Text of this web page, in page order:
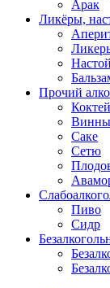
Арак
Ликёры,
Прочий
Саке
Сетю
Пиво
Сидр